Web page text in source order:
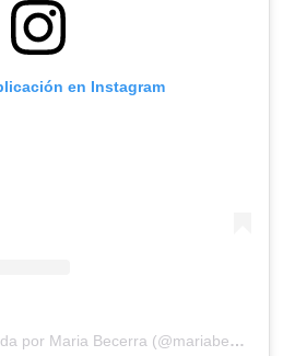
en Instagram
Una publicación compartida por Maria Becerra (@mariabecerra)